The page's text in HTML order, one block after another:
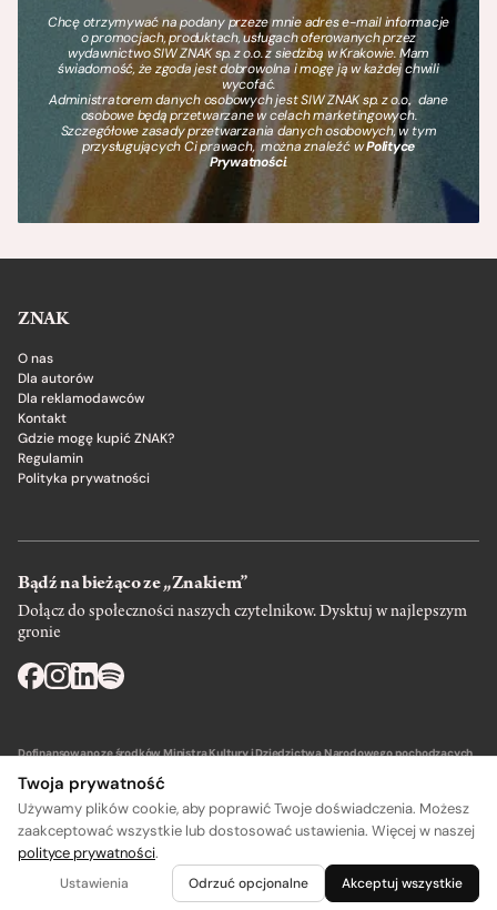
Chcę otrzymywać na podany przeze mnie adres e-mail informacje
o promocjach, produktach, usługach oferowanych przez
wydawnictwo SIW ZNAK sp. z o.o. z siedzibą w Krakowie. Mam
świadomość, że zgoda jest dobrowolna i mogę ją w każdej chwili
wycofać.
Administratorem danych osobowych jest SIW ZNAK sp. z o.o., dane
osobowe będą przetwarzane w celach marketingowych.
Szczegółowe zasady przetwarzania danych osobowych, w tym
przysługujących Ci prawach, można znaleźć wPolityce
Prywatności.
ZNAK
O nas
Dla autorów
Dla reklamodawców
Kontakt
Gdzie mogę kupić ZNAK?
Regulamin
Polityka prywatności
Bądź na bieżąco ze „Znakiem”
Dołącz do społeczności naszych czytelnikow. Dysktuj w najlepszym
gronie
Dofinansowano ze środków Ministra Kultury i Dziedzictwa Narodowego pochodzących
Wydawca: SIW Znak w Krakowie
Twoja prywatność
Używamy plików cookie, aby poprawić Twoje doświadczenia. Możesz
zaakceptować wszystkie lub dostosować ustawienia. Więcej w naszej
polityce prywatności.
Ustawienia Odrzuć opcjonalne Akceptuj wszystkie